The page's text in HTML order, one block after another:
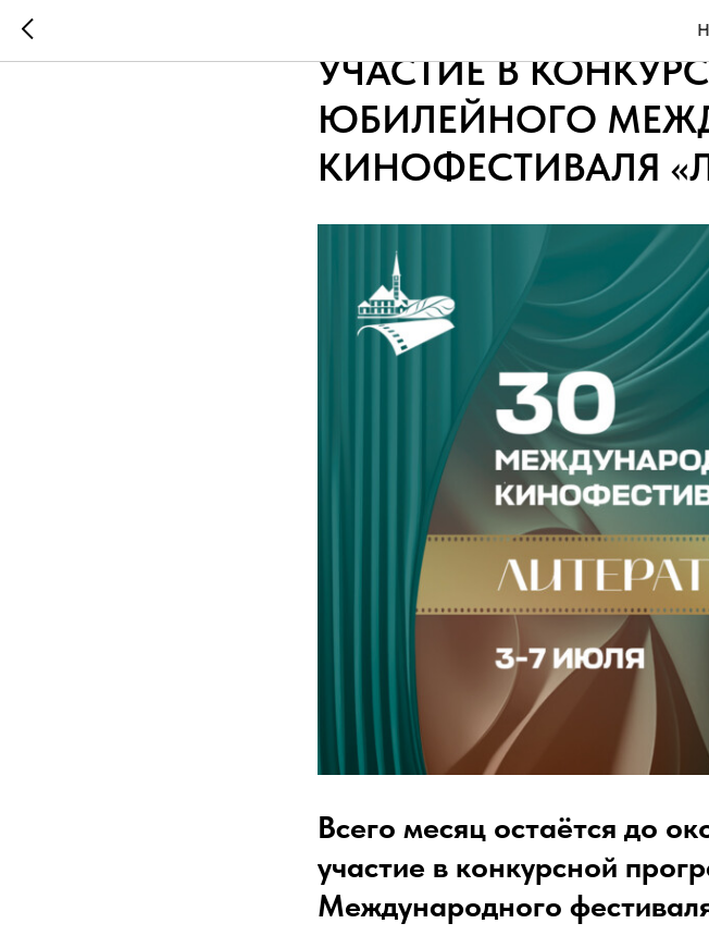
ПРОДОЛЖАЕТСЯ
УЧАСТИЕ В
ЮБИЛЕЙНОГО
КИНОФЕСТИВАЛЯ
Всего месяц остаётся до
участие в конкурсной
Международного